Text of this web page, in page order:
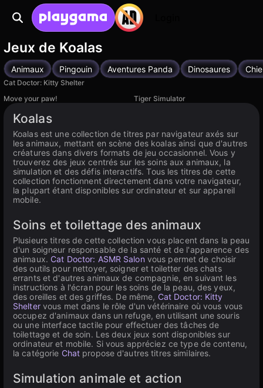
Jeux de Koalas
Animaux Pingouin Aventures Panda Dinosaures
Cat Doctor: Kitty Shelter
Move your paw!
Tiger Simulator
Koalas
Koalas est une collection de titres par navigateur axés sur
les animaux, mettant en scène des koalas ainsi que d'autres
créatures dans divers formats de jeu occasionnel. Vous y
trouverez des jeux centrés sur les soins aux animaux, la
simulation et des défis interactifs. Tous les titres de cette
collection fonctionnent directement dans votre navigateur,
la plupart étant disponibles sur ordinateur et sur appareil
mobile.
Soins et toilettage des animaux
Plusieurs titres de cette collection vous placent dans la peau
d'un soigneur responsable de la santé et de l'apparence des
animaux. Cat Doctor: ASMR Salon vous permet de choisir
des outils pour nettoyer, soigner et toiletter des chats
errants et d'autres animaux de compagnie, en suivant les
instructions à l'écran pour les soins de la peau, des yeux,
des oreilles et des griffes. De même, Cat Doctor: Kitty
Sheltervous met dans le rôle d'un vétérinaire où vous vous
occupez d'animaux dans un refuge, en utilisant une souris
ou une interface tactile pour effectuer des tâches de
toilettage et de soin. Les deux jeux sont disponibles sur
ordinateur et mobile. Si vous appréciez ce type de contenu,
la catégorie Chat propose d'autres titres similaires.
Simulation animale et action